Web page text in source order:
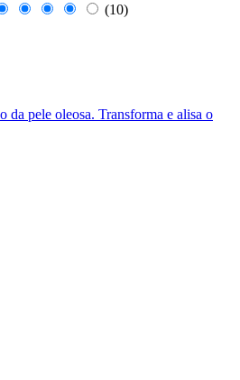
(10)
da pele oleosa. Transforma e alisa o